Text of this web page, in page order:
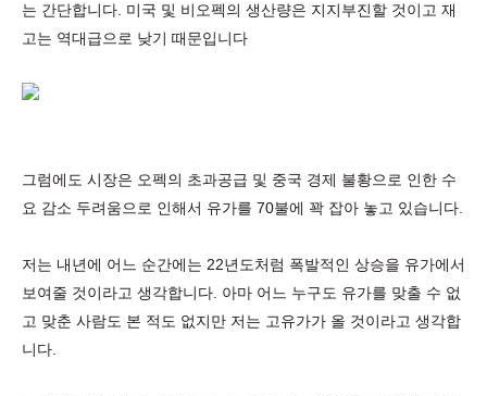
는 간단합니다. 미국 및 비오펙의 생산량은 지지부진할 것이고 재
고는 역대급으로 낮기 때문입니다
그럼에도 시장은 오펙의 초과공급 및 중국 경제 불황으로 인한 수
요 감소 두려움으로 인해서 유가를 70불에 꽉 잡아 놓고 있습니다.
저는 내년에 어느 순간에는 22년도처럼 폭발적인 상승을 유가에서
보여줄 것이라고 생각합니다. 아마 어느 누구도 유가를 맞출 수 없
고 맞춘 사람도 본 적도 없지만 저는 고유가가 올 것이라고 생각합
니다.